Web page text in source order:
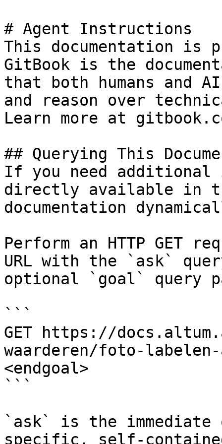
# Agent Instructions
This documentation is
GitBook is the
that both humans and
and reason over
Learn more at
## Querying This
If you need
directly available in
documentation
Perform an HTTP GET
URL with the `ask`
optional `goal` query
```
GET https://
waarderen/foto-labelen-
<endgoal>
```
`ask` is the
specific, self-